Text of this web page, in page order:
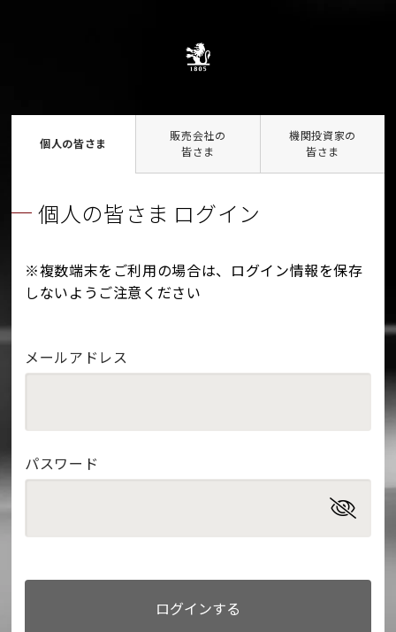
個人の皆さま
販売会社の
皆さま
機関投資家の
皆さま
個人の皆さま ログイン
※複数端末をご利用の場合は、ログイン情報を保存
しないようご注意ください
メールアドレス
パスワード
ログインする